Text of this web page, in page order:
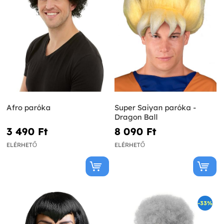
Afro paróka
3 490 Ft‎
ELÉRHETŐ
Super Saiyan paróka -
Dragon Ball
8 090 Ft‎
ELÉRHETŐ
-33%